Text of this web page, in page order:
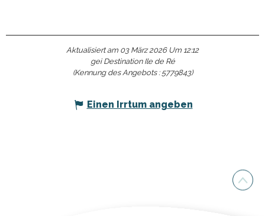
Aktualisiert am 03 März 2026 Um 12:12
gei Destination Ile de Ré
(Kennung des Angebots : 5779843)
Einen Irrtum angeben